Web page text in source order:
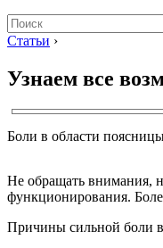
Статьи ›
Узнаем все
Боли в области
Не обращать внимания,
функционирования.
Причины сильной боли